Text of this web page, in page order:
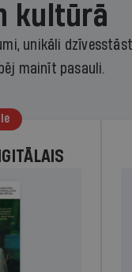
kultūrā
unikāli
mainīt pasauli.